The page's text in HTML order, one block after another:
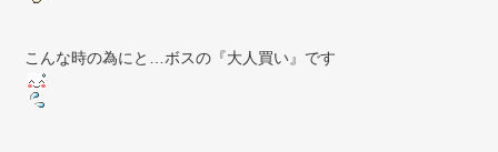
こんな時の為にと…ボスの『大人買い』です